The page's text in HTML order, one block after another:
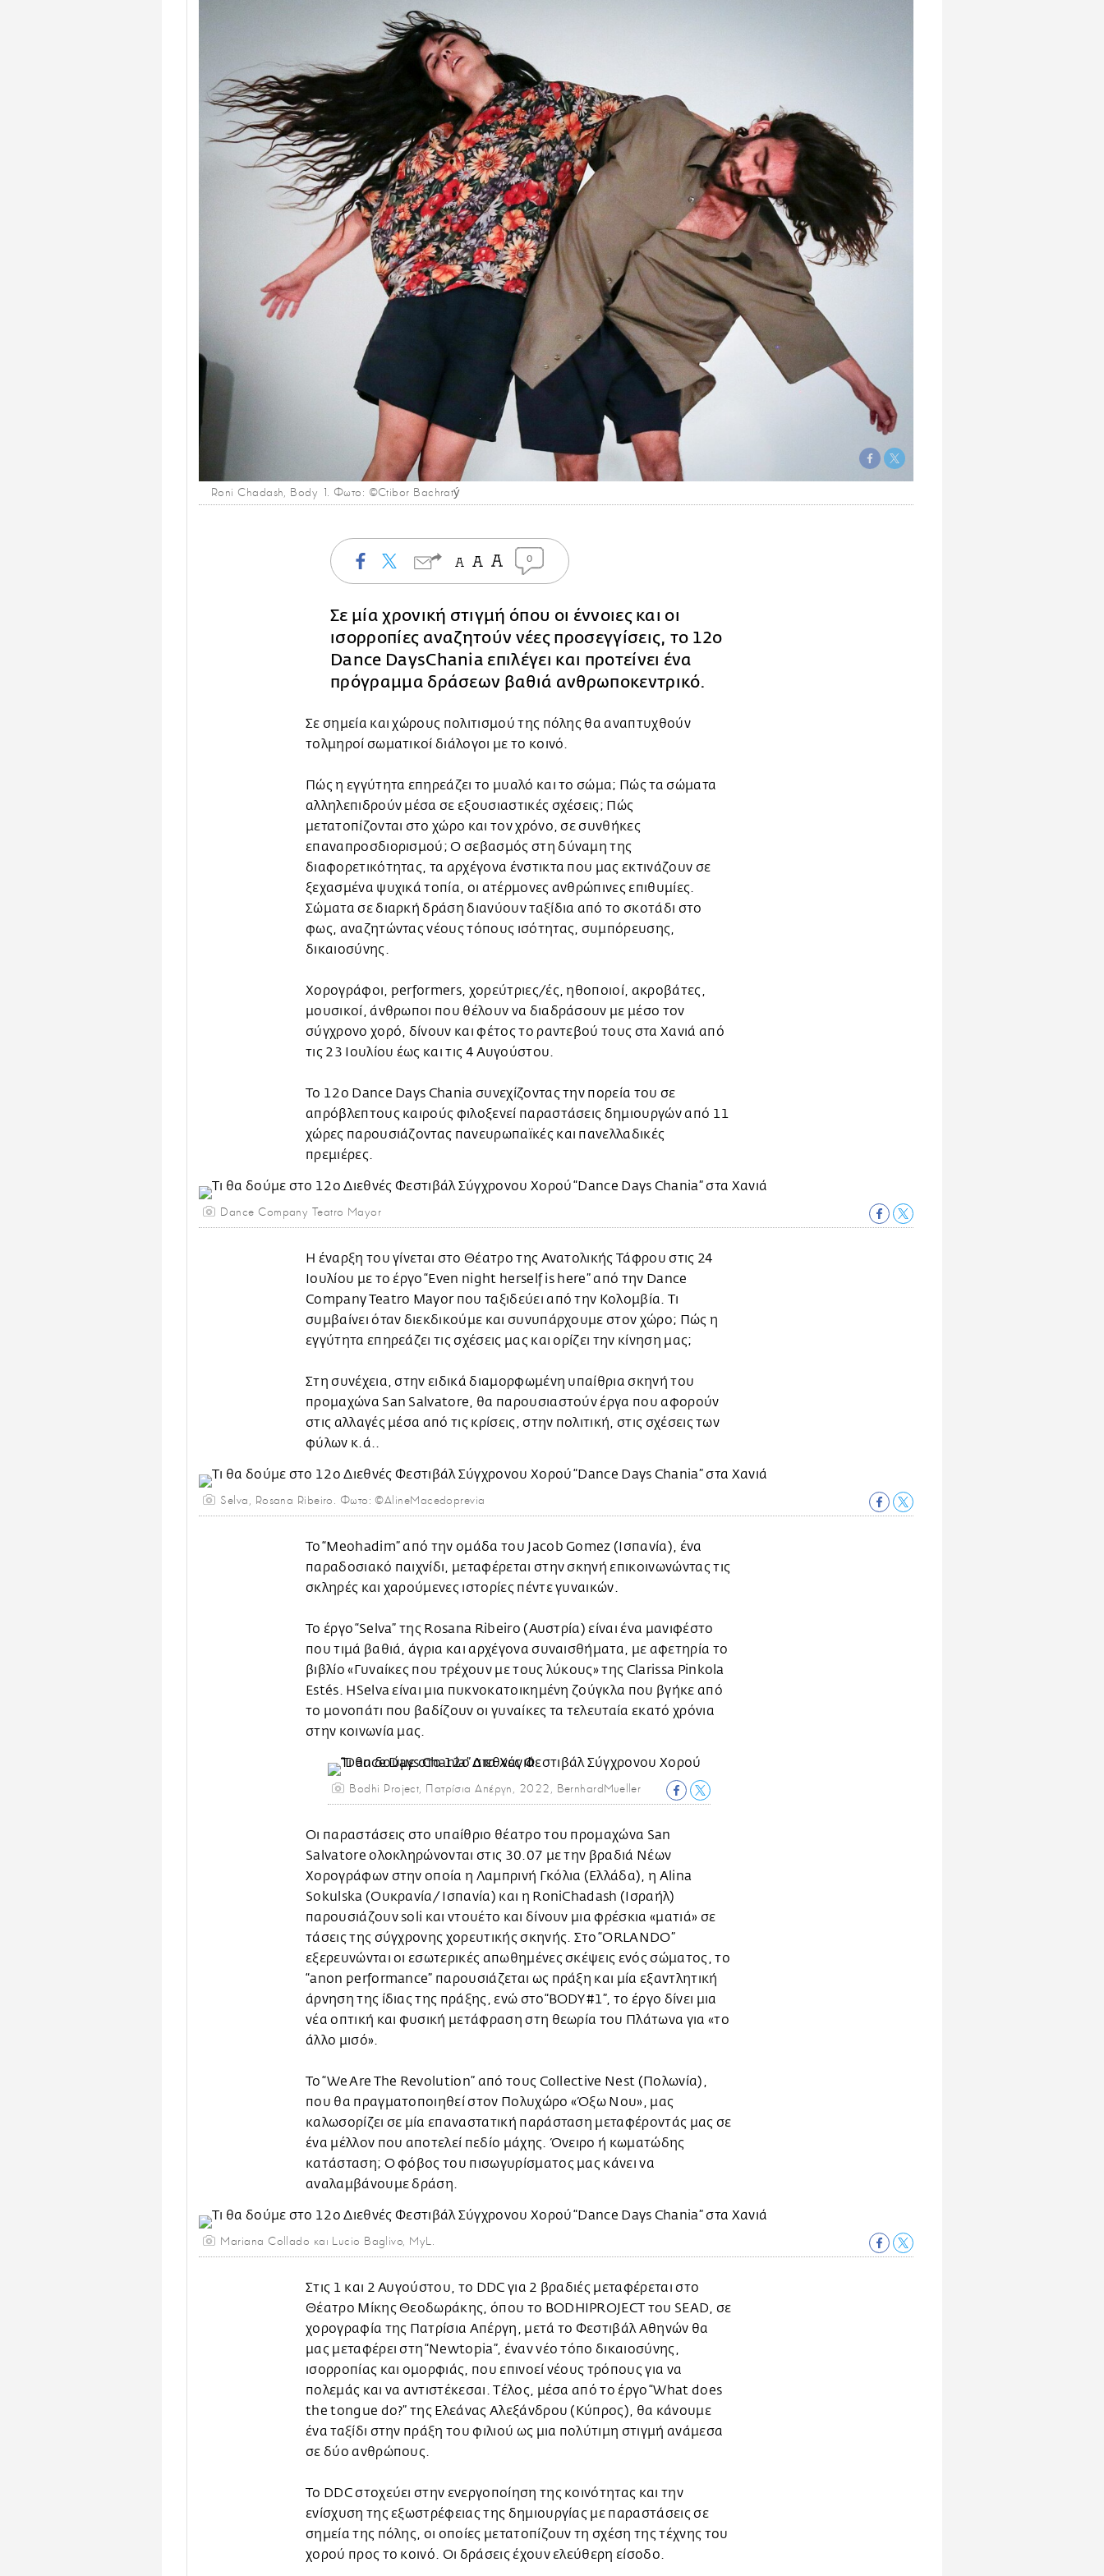
Roni Chadash, Body 1. Φωτο: ©Ctibor Bachratý
0
Σε μία χρονική στιγμή όπου οι έννοιες και οι
ισορροπίες αναζητούν νέες προσεγγίσεις, το 12ο
Dance DaysChania επιλέγει και προτείνει ένα
πρόγραμμα δράσεων βαθιά ανθρωποκεντρικό.
Σε σημεία και χώρους πολιτισμού της πόλης θα αναπτυχθούν
τολμηροί σωματικοί διάλογοι με το κοινό.
Πώς η εγγύτητα επηρεάζει το μυαλό και το σώμα; Πώς τα σώματα
αλληλεπιδρούν μέσα σε εξουσιαστικές σχέσεις; Πώς
μετατοπίζονται στο χώρο και τον χρόνο, σε συνθήκες
επαναπροσδιορισμού; Ο σεβασμός στη δύναμη της
διαφορετικότητας, τα αρχέγονα ένστικτα που μας εκτινάζουν σε
ξεχασμένα ψυχικά τοπία, οι ατέρμονες ανθρώπινες επιθυμίες.
Σώματα σε διαρκή δράση διανύουν ταξίδια από το σκοτάδι στο
φως, αναζητώντας νέους τόπους ισότητας, συμπόρευσης,
δικαιοσύνης.
Χορογράφοι, performers, χορεύτριες/ές, ηθοποιοί, ακροβάτες,
μουσικοί, άνθρωποι που θέλουν να διαδράσουν με μέσο τον
σύγχρονο χορό, δίνουν και φέτος το ραντεβού τους στα Χανιά από
τις 23 Ιουλίου έως και τις 4 Αυγούστου.
Το 12ο Dance Days Chania συνεχίζοντας την πορεία του σε
απρόβλεπτους καιρούς φιλοξενεί παραστάσεις δημιουργών από 11
χώρες παρουσιάζοντας πανευρωπαϊκές και πανελλαδικές
πρεμιέρες.
Dance Company Teatro Mayor
H έναρξη του γίνεται στο Θέατρο της Ανατολικής Τάφρου στις 24
Ιουλίου με το έργο “Even night herself is here” από την Dance
Company Teatro Mayor που ταξιδεύει από την Κολομβία. Τι
συμβαίνει όταν διεκδικούμε και συνυπάρχουμε στον χώρο; Πώς η
εγγύτητα επηρεάζει τις σχέσεις μας και ορίζει την κίνηση μας;
Στη συνέχεια, στην ειδικά διαμορφωμένη υπαίθρια σκηνή του
προμαχώνα San Salvatore, θα παρουσιαστούν έργα που αφορούν
στις αλλαγές μέσα από τις κρίσεις, στην πολιτική, στις σχέσεις των
φύλων κ.ά..
Selva, Rosana Ribeiro. Φωτο: ©AlineMacedoprevia
Το “Meohadim” από την ομάδα του Jacob Gomez (Ισπανία), ένα
παραδοσιακό παιχνίδι, μεταφέρεται στην σκηνή επικοινωνώντας τις
σκληρές και χαρούμενες ιστορίες πέντε γυναικών.
Το έργο “Selva” της Rosana Ribeiro (Αυστρία) είναι ένα μανιφέστο
που τιμά βαθιά, άγρια και αρχέγονα συναισθήματα, με αφετηρία το
βιβλίο «Γυναίκες που τρέχουν με τους λύκους» της Clarissa Pinkola
Estés. ΗSelva είναι μια πυκνοκατοικημένη ζούγκλα που βγήκε από
το μονοπάτι που βαδίζουν οι γυναίκες τα τελευταία εκατό χρόνια
στην κοινωνία μας.
Bodhi Project, Πατρίσια Απέργη, 2022, BernhardMueller
Οι παραστάσεις στο υπαίθριο θέατρο του προμαχώνα San
Salvatore ολοκληρώνονται στις 30.07 με την βραδιά Νέων
Χορογράφων στην οποία η Λαμπρινή Γκόλια (Ελλάδα), η Alina
Sokulska (Ουκρανία/ Ισπανία) και η RoniChadash (Ισραήλ)
παρουσιάζουν soli και ντουέτο και δίνουν μια φρέσκια «ματιά» σε
τάσεις της σύγχρονης χορευτικής σκηνής. Στο “ORLANDO”
εξερευνώνται οι εσωτερικές απωθημένες σκέψεις ενός σώματος, το
“anon performance” παρουσιάζεται ως πράξη και μία εξαντλητική
άρνηση της ίδιας της πράξης, ενώ στο“BODY #1”, το έργο δίνει μια
νέα οπτική και φυσική μετάφραση στη θεωρία του Πλάτωνα για «το
άλλο μισό».
To “We Are The Revolution” από τους Collective Nest (Πολωνία),
που θα πραγματοποιηθεί στον Πολυχώρο «Όξω Νου», μας
καλωσορίζει σε μία επαναστατική παράσταση μεταφέροντάς μας σε
ένα μέλλον που αποτελεί πεδίο μάχης. Όνειρο ή κωματώδης
κατάσταση; Ο φόβος του πισωγυρίσματος μας κάνει να
αναλαμβάνουμε δράση.
Mariana Collado και Lucio Baglivo, MyL.
Στις 1 και 2 Αυγούστου, το DDC για 2 βραδιές μεταφέρεται στο
Θέατρο Μίκης Θεοδωράκης, όπου το BODHIPROJECT του SEAD, σε
χορογραφία της Πατρίσια Απέργη, μετά το Φεστιβάλ Αθηνών θα
μας μεταφέρει στη “Newtopia”, έναν νέο τόπο δικαιοσύνης,
ισορροπίας και ομορφιάς, που επινοεί νέους τρόπους για να
πολεμάς και να αντιστέκεσαι. Τέλος, μέσα από το έργο “What does
the tongue do?” της Ελεάνας Αλεξάνδρου (Κύπρος), θα κάνουμε
ένα ταξίδι στην πράξη του φιλιού ως μια πολύτιμη στιγμή ανάμεσα
σε δύο ανθρώπους.
Το DDC στοχεύει στην ενεργοποίηση της κοινότητας και την
ενίσχυση της εξωστρέφειας της δημιουργίας με παραστάσεις σε
σημεία της πόλης, οι οποίες μετατοπίζουν τη σχέση της τέχνης του
χορού προς το κοινό. Οι δράσεις έχουν ελεύθερη είσοδο.